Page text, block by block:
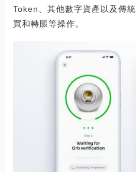
Token、其他數字資產以及傳
買和轉賬等操作。